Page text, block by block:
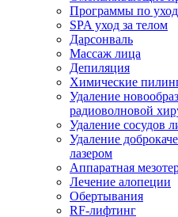
Программы по
SPA уход за телом
Дарсонваль
Массаж лица
Депиляция
Химические
Удаление
радиоволновой
Удаление сосудов
Удаление
лазером
Аппаратная
Лечение алопеции
Обертывания
RF-лифтинг